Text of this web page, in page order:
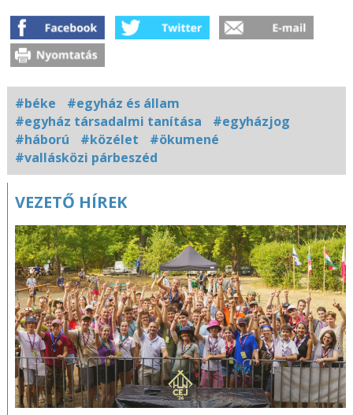
#béke
#egyház és állam
#egyház társadalmi tanítása
#egyházjog
#háború
#közélet
#ökumené
#vallásközi párbeszéd
Kapcsolódó
VEZETŐ HÍREK